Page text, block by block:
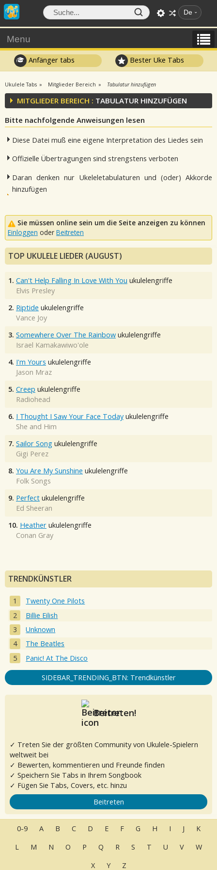
De
Menu
Anfänger tabs Bester Uke Tabs
Ukulele Tabs Mitglieder Bereich Tabulatur hinzufügen
MITGLIEDER BEREICH : TABULATUR HINZUFÜGEN
Bitte nachfolgende Anweisungen lesen
Diese Datei muß eine eigene Interpretation des Liedes sein
Offizielle Übertragungen sind strengstens verboten
Daran denken nur Ukeleletabulaturen und (oder) Akkorde
hinzufügen
Sie müssen online sein um die Seite anzeigen zu können
Einloggen oder Beitreten
TOP UKULELE LIEDER (AUGUST)
1. Can't Help Falling In Love With You ukulelengriffe
Elvis Presley
2. Riptide ukulelengriffe
Vance Joy
3. Somewhere Over The Rainbow ukulelengriffe
Israel Kamakawiwo'ole
4. I'm Yours ukulelengriffe
Jason Mraz
5. Creep ukulelengriffe
Radiohead
6. I Thought I Saw Your Face Today ukulelengriffe
She and Him
7. Sailor Song ukulelengriffe
Gigi Perez
8. You Are My Sunshine ukulelengriffe
Folk Songs
9. Perfect ukulelengriffe
Ed Sheeran
10. Heather ukulelengriffe
Conan Gray
TRENDKÜNSTLER
Twenty One Pilots
Billie Eilish
Unknown
The Beatles
Panic! At The Disco
SIDEBAR_TRENDING_BTN: Trendkünstler
Beitreten!
✓ Treten Sie der größten Community von Ukulele-Spielern
weltweit bei
✓ Bewerten, kommentieren und Freunde finden
✓ Speichern Sie Tabs in Ihrem Songbook
✓ Fügen Sie Tabs, Covers, etc. hinzu
Beitreten
0-9 A B C D E F G H I J
K
L
M N O P Q R S T U V
W
X
Y Z